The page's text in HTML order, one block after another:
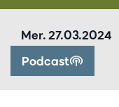
Podcast
Mer. 27.03.2024